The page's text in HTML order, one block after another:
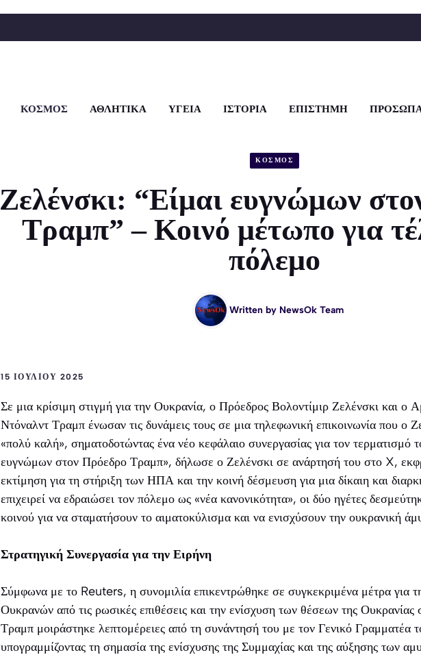
ΚΟΣΜΟΣ ΑΘΛΗΤΙΚΑ ΥΓΕΙΑ ΙΣΤΟΡΙΑ ΕΠΙΣΤΗΜΗ
ΚΟΣΜΟΣ
Ζελένσκι: “Είμαι ευγνώμων
Τραμπ” – Κοινό μέτωπο για
πόλεμο
Written by NewsOk Team
15 ΙΟΥΛΊΟΥ 2025
Σε μια κρίσιμη στιγμή για την Ουκρανία, ο Πρόεδρος Βολοντίμιρ Ζελένσκι και ο
Ντόναλντ Τραμπ ένωσαν τις δυνάμεις τους σε μια τηλεφωνική επικοινωνία που ο
«πολύ καλή», σηματοδοτώντας ένα νέο κεφάλαιο συνεργασίας για τον τερματισμό
ευγνώμων στον Πρόεδρο Τραμπ», δήλωσε ο Ζελένσκι σε ανάρτησή του στο X,
εκτίμηση για τη στήριξη των ΗΠΑ και την κοινή δέσμευση για μια δίκαιη και
επιχειρεί να εδραιώσει τον πόλεμο ως «νέα κανονικότητα», οι δύο ηγέτες
κοινού για να σταματήσουν το αιματοκύλισμα και να ενισχύσουν την ουκρανική
Στρατηγική Συνεργασία για την Ειρήνη
Σύμφωνα με το Reuters, η συνομιλία επικεντρώθηκε σε συγκεκριμένα μέτρα για
Ουκρανών από τις ρωσικές επιθέσεις και την ενίσχυση των θέσεων της Ουκρανίας
Τραμπ μοιράστηκε λεπτομέρειες από τη συνάντησή του με τον Γενικό
υπογραμμίζοντας τη σημασία της ενίσχυσης της Συμμαχίας και της αύξησης των